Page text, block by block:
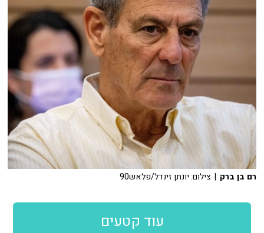
רם בן ברק | צילום: יונתן זינדל/פלאש90
עוד קטעים